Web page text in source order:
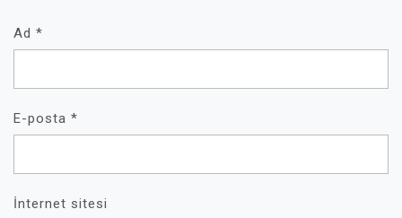
Ad *
E-posta *
İnternet sitesi